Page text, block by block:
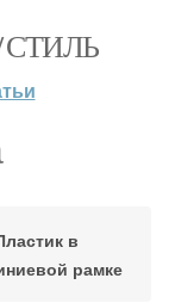
СТИЛЬ
в
рамке